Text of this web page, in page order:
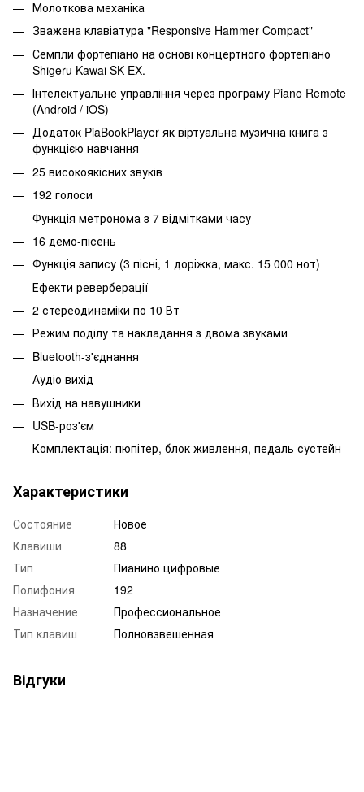
Молоткова механіка
Зважена клавіатура "Responsive Hammer Compact"
Семпли фортепіано на основі концертного фортепіано
Shigeru Kawai SK-EX.
Інтелектуальне управління через програму Piano Remote
(Android / iOS)
Додаток PiaBookPlayer як віртуальна музична книга з
функцією навчання
25 високоякісних звуків
192 голоси
Функція метронома з 7 відмітками часу
16 демо-пісень
Функція запису (3 пісні, 1 доріжка, макс. 15 000 нот)
Ефекти реверберації
2 стереодинаміки по 10 Вт
Режим поділу та накладання з двома звуками
Bluetooth-з'єднання
Аудіо вихід
Вихід на навушники
USB-роз'єм
Комплектація: пюпітер, блок живлення, педаль сустейн
Характеристики
Состояние
Новое
Клавиши
88
Тип
Пианино цифровые
Полифония
192
Назначение
Профессиональное
Тип клавиш
Полновзвешенная
Відгуки